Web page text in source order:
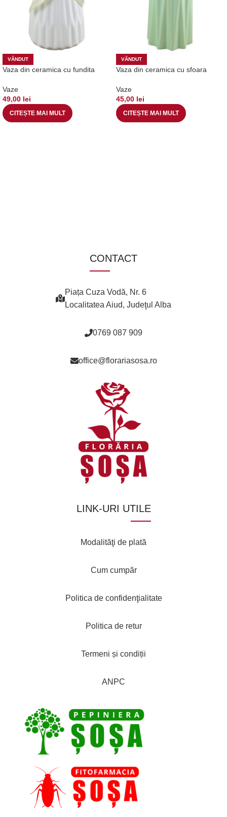
VÂNDUT
Vaza din ceramica cu fundita
Vaze
49,00 lei
CITEȘTE MAI MULT
VÂNDUT
Vaza din ceramica cu sfoara
Vaze
45,00 lei
CITEȘTE MAI MULT
CONTACT
Piața Cuza Vodă, Nr. 6
Localitatea Aiud, Judeţul Alba
0769 087 909
office@florariasosa.ro
LINK-URI UTILE
Modalităţi de plată
Cum cumpăr
Politica de confidenţialitate
Politica de retur
Termeni și condiții
ANPC